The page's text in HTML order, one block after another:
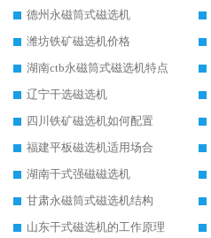
德州永磁筒式磁选机
潍坊铁矿磁选机价格
湖南ctb永磁筒式磁选机特点
辽宁干选磁选机
四川铁矿磁选机如何配置
福建平板磁选机适用场合
湖南干式强磁磁选机
甘肃永磁筒式磁选机结构
山东干式磁选机的工作原理